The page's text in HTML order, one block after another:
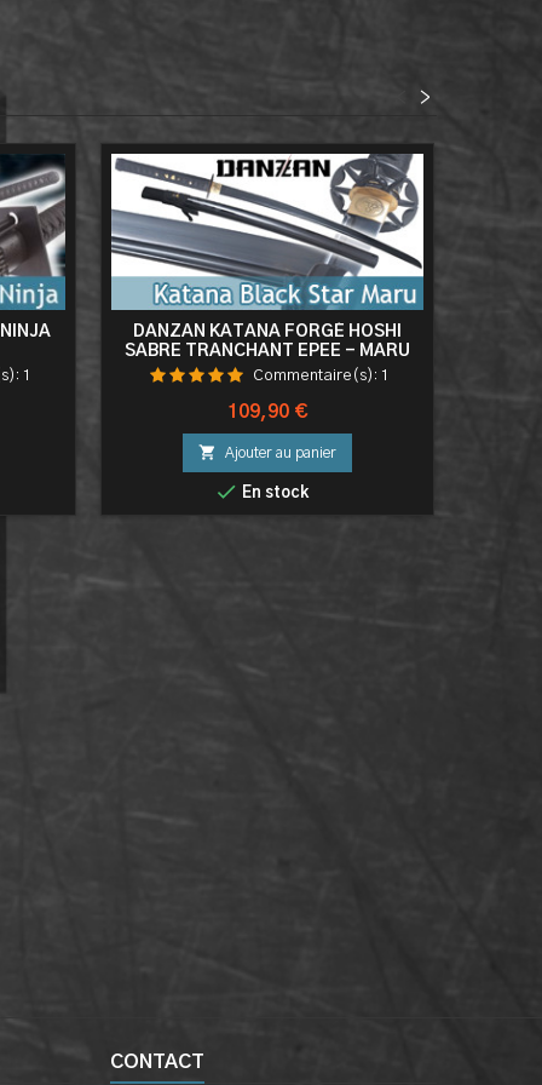
>
1
DANZAN KATANA FORGÉ HOSHI
SABRE TRANCHANT EPEE - MARU
1045
Commentaire(s): 1
Prix
109,90 €
 Ajouter au panier
 En stock
CONTACT